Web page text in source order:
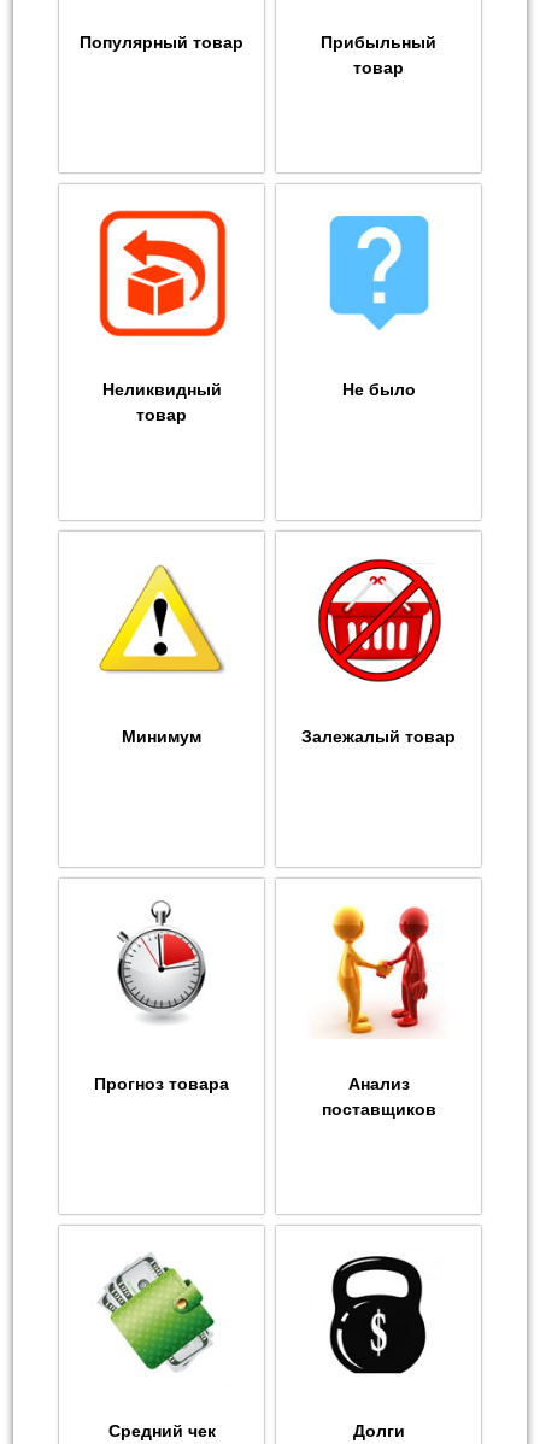
Популярный товар
Прибыльный
товар
Неликвидный
товар
Не было
Минимум Залежалый товар
Прогноз товара
Анализ
поставщиков
Средний чек Долги